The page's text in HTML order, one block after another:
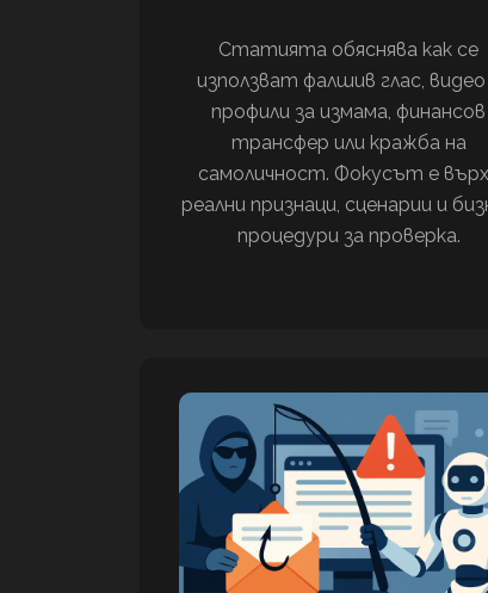
Статията обяснява как се
използват фалшив глас, видео
профили за измама, финансов
трансфер или кражба на
самоличност. Фокусът е
реални признаци, сценарии и
процедури за проверка.